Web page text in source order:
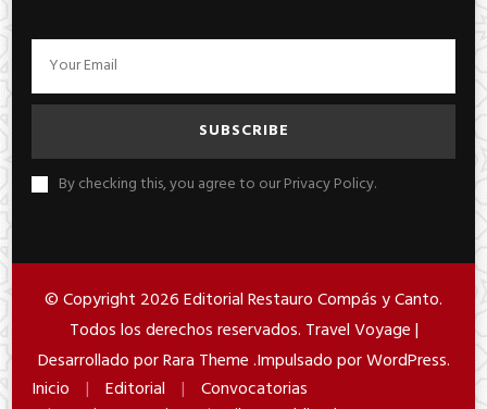
By checking this, you agree to our Privacy Policy.
© Copyright 2026Editorial Restauro Compás y Canto.
Todos los derechos reservados. Travel Voyage |
Desarrollado porRara Theme.Impulsado porWordPress.
Inicio
Editorial
Convocatorias